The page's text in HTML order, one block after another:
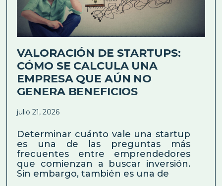
VALORACIÓN DE STARTUPS:
CÓMO SE CALCULA UNA
EMPRESA QUE AÚN NO
GENERA BENEFICIOS
julio 21, 2026
Determinar cuánto vale una startup
es una de las preguntas más
frecuentes entre emprendedores
que comienzan a buscar inversión.
Sin embargo, también es una de